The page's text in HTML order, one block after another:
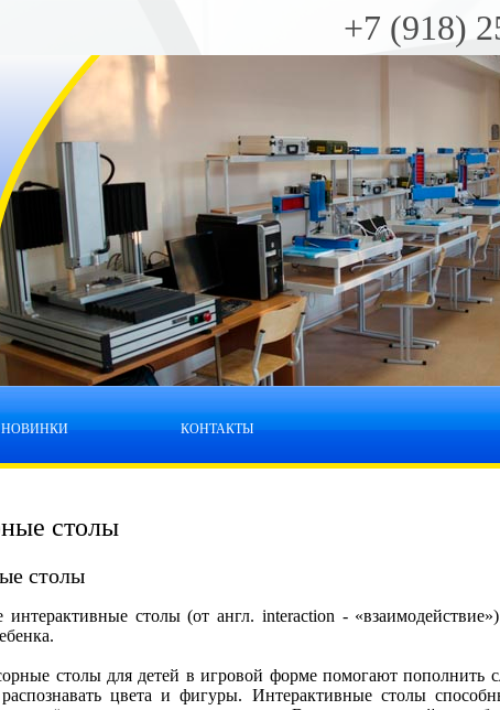
+7 (918)
НОВИНКИ КОНТАКТЫ
столы
столы
интерактивные столы (от англ. interaction -
столы для детей в игровой форме помогают пополнить
распознавать цвета и фигуры. Интерактивные столы